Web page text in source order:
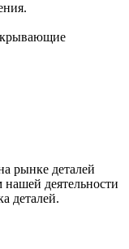
рынке деталей
деятельности
деталей.